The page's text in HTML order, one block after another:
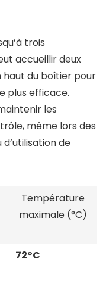
trois
accueillir deux
du boîtier pour
plus efficace.
les
même lors des
de
Température
maximale (°C)
72°C